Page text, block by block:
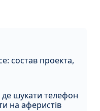
состав проекта,
де шукати телефон
на аферистів